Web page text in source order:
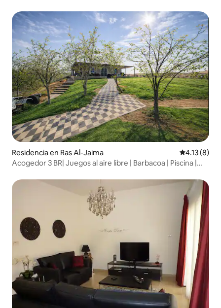
Residencia en Ras Al-Jaima Calificación
4.13 (8)
Acogedor 3 BR| Juegos al aire libre | Barbacoa | Piscina |